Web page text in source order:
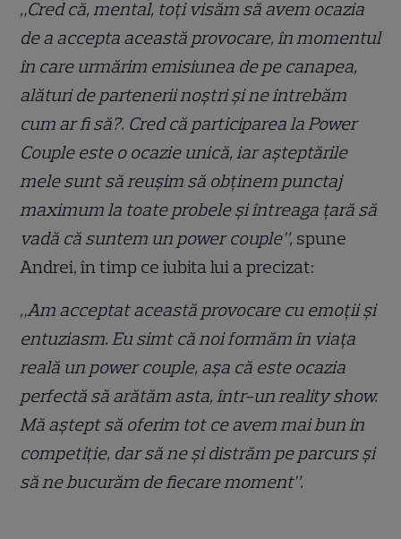
„Cred că, mental, toți visăm să avem ocazia
de a accepta această provocare, în momentul
în care urmărim emisiunea de pe canapea,
alături de partenerii noștri și ne întrebăm
cum ar fi să?. Cred că participarea la Power
Couple este o ocazie unică, iar așteptările
mele sunt să reușim să obținem punctaj
maximum la toate probele și întreaga țară să
vadă că suntem un power couple”, spune
Andrei, în timp ce iubita lui a precizat:
„Am acceptat această provocare cu emoții și
entuziasm. Eu simt că noi formăm în viața
reală un power couple, așa că este ocazia
perfectă să arătăm asta, într-un reality show.
Mă aștept să oferim tot ce avem mai bun în
competiție, dar să ne și distrăm pe parcurs și
să ne bucurăm de fiecare moment”.